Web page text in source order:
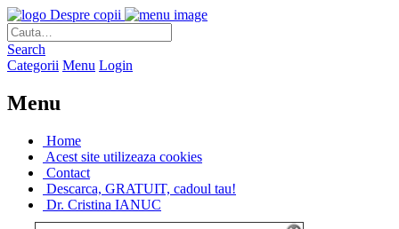
Despre copii
Search
Categorii Menu Login
Menu
Home
Acest site utilizeaza cookies
Contact
Descarca, GRATUIT, cadoul tau!
Dr. Cristina IANUC